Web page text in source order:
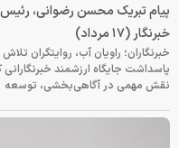
پیام تبریک محسن رضوانی،
خبرنگار (۱۷ مرداد)
پاسداشت جایگاه ارزشمند
نقش مهمی در آگاهی‌بخشی، توسعه